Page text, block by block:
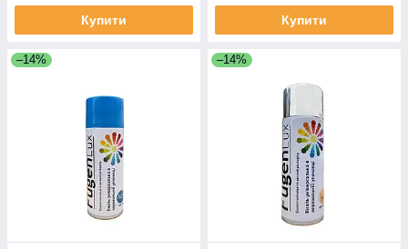
Купити Купити
–14% –14%